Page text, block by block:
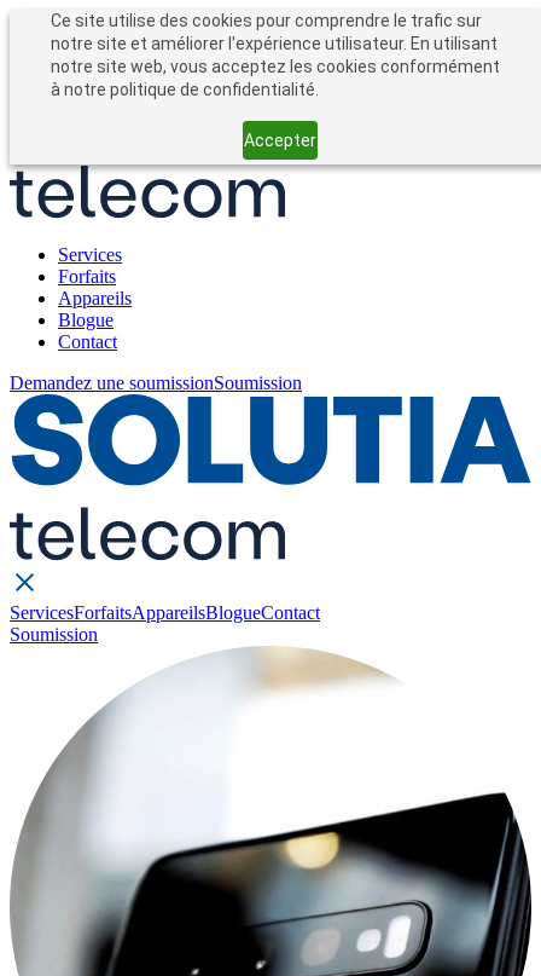
Ce site utilise des cookies pour comprendre le trafic sur
notre site et améliorer l'expérience utilisateur. En utilisant
notre site web, vous acceptez les cookies conformément
à notre politique de confidentialité.
Accepter
EntreprisesParticuliers
Forfait entreprise
Services
Forfaits
Appareils
Blogue
Contact
Demandez une soumissionSoumission
ServicesForfaitsAppareilsBlogueContact
Soumission